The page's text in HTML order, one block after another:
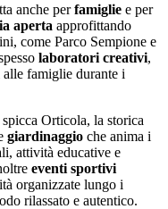
anche perfamiglie e per
aperta approfittando
come Parco Sempione e
laboratori creativi,
famiglie durante i
Orticola, la storica
giardinaggio che anima i
attività educative e
eventi sportivi
organizzate lungo i
rilassato e autentico.